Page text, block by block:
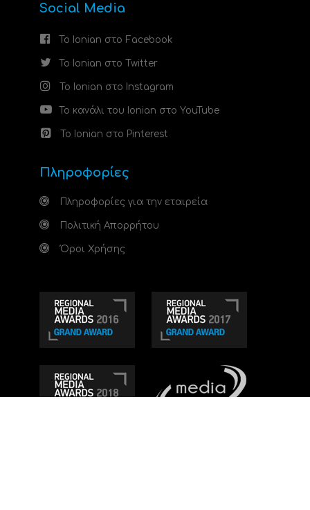
Social Media
Το Ionian στο Facebook
Το Ionian στο Twitter
Το Ionian στο Instagram
Το κανάλι του Ionian στο YouTube
Το Ionian στο Pinterest
Πληροφορίες
Πληροφορίες για την εταιρεία
Πολιτική Απορρήτου
Όροι Χρήσης